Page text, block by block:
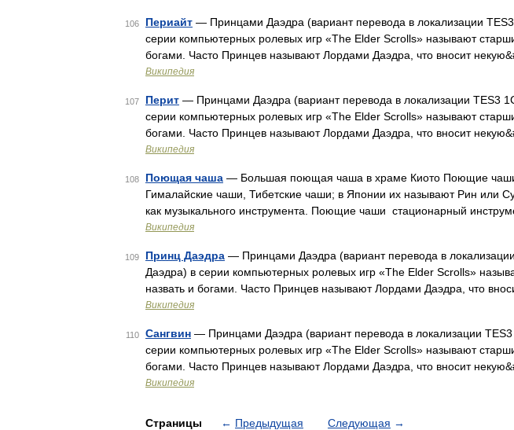
106 Периайт — Принцами Даэдра (вариант перевода в локализации
серии компьютерных ролевых игр «The Elder Scrolls» называют
богами. Часто Принцев называют Лордами Даэдра, что вносит
Википедия
107 Перит — Принцами Даэдра (вариант перевода в локализации TES3
серии компьютерных ролевых игр «The Elder Scrolls» называют
богами. Часто Принцев называют Лордами Даэдра, что вносит
Википедия
108 Поющая чаша — Большая поющая чаша в храме Киото Поющие чаши
Гималайские чаши, Тибетские чаши; в Японии их называют Рин или
как музыкального инструмента. Поющие чаши стационарный
Википедия
109 Принц Даэдра — Принцами Даэдра (вариант перевода в
Даэдра) в серии компьютерных ролевых игр «The Elder Scrolls»
назвать и богами. Часто Принцев называют Лордами Даэдра, что
Википедия
110 Сангвин — Принцами Даэдра (вариант перевода в локализации
серии компьютерных ролевых игр «The Elder Scrolls» называют
богами. Часто Принцев называют Лордами Даэдра, что вносит
Википедия
Страницы ← Предыдущая Следующая →